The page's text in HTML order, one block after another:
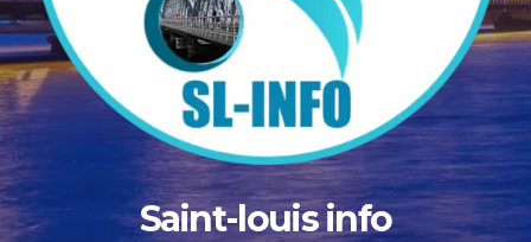
Saint-louis info